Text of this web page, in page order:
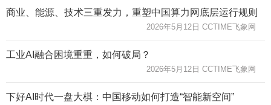
商业、能源、技术三重发力，重塑中国算力网底层运行规则
2026年5月12日 CCTIME飞象网
工业AI融合困境重重，如何破局？
2026年5月12日 CCTIME飞象网
下好AI时代一盘大棋：中国移动如何打造“智能新空间”